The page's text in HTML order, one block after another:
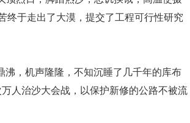
于走出了大漠，提交了工程可行性研究
，机声隆隆，不知沉睡了几千年的库布
人治沙大会战，以保护新修的公路不被流